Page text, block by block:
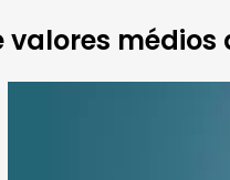
valores médios